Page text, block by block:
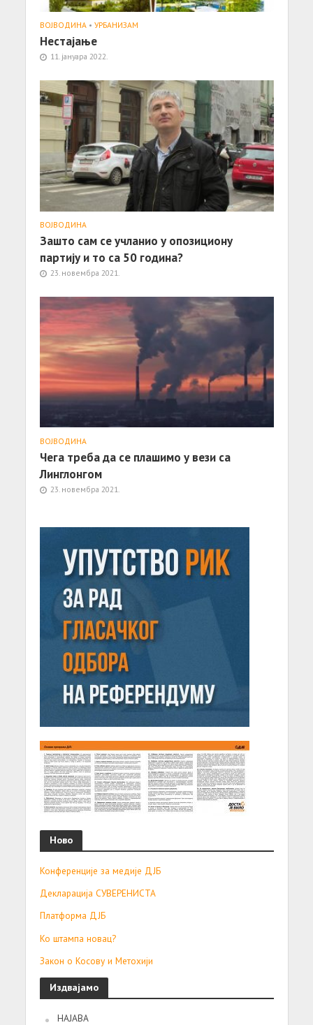
ВОЈВОДИНА • УРБАНИЗАМ
Нестајање
11. јануара 2022.
ВОЈВОДИНА
Зашто сам се учланио у опозициону
партију и то са 50 година?
23. новембра 2021.
ВОЈВОДИНА
Чега треба да се плашимо у вези са
Линглонгом
23. новембра 2021.
Ново
Конференције за медије ДЈБ
Декларација СУВЕРЕНИСТА
Платформа ДЈБ
Ко штампа новац?
Закон о Косову и Метохији
Издвајамо
НАЈАВА